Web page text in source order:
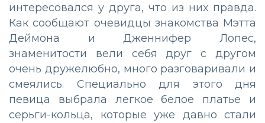
интересовался у друга, что из них правда.
Как сообщают очевидцы знакомства Мэтта
Деймона и Дженнифер Лопес,
знаменитости вели себя друг с другом
очень дружелюбно, много разговаривали и
смеялись. Специально для этого дня
певица выбрала легкое белое платье и
серьги-кольца, которые уже давно стали